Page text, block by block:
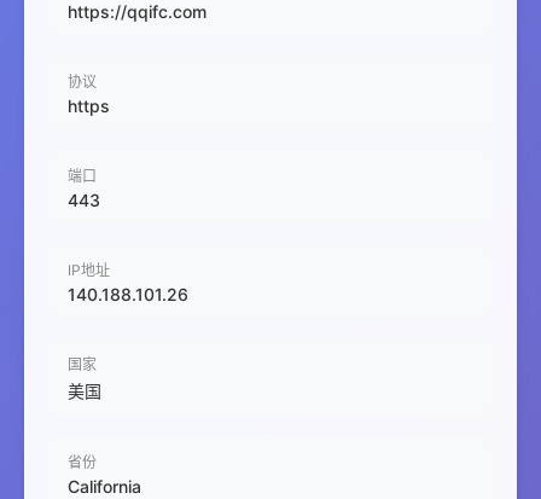
https://qqifc.com
协议
https
端口
443
IP地址
140.188.101.26
国家
美国
省份
California